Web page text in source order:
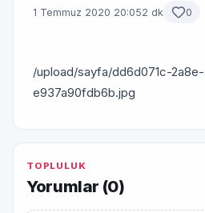
1 Temmuz 2020 20:052 dk 0
/upload/sayfa/dd6d071c-
e937a90fdb6b.jpg
TOPLULUK
Yorumlar (0)